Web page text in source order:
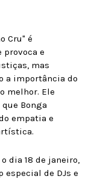
Cru" é
provoca e
mas
a importância do
melhor. Ele
Bonga
empatia e
dia 18 de janeiro,
especial de DJs e